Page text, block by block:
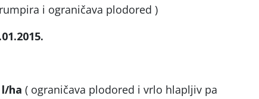
i ograničava plodored )
l/ha ( ograničava plodored i vrlo hlapljiv pa